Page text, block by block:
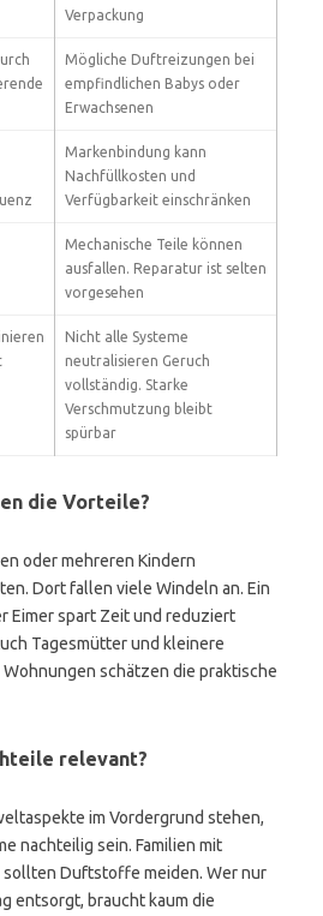
Verpackung
Mögliche Duftreizungen bei
empfindlichen Babys oder
Erwachsenen
Markenbindung kann
Nachfüllkosten und
Verfügbarkeit einschränken
Mechanische Teile können
ausfallen. Reparatur ist selten
vorgesehen
Nicht alle Systeme
neutralisieren Geruch
vollständig. Starke
Verschmutzung bleibt
spürbar
die Vorteile?
oder mehreren Kindern
Dort fallen viele Windeln an. Ein
Eimer spart Zeit und reduziert
Tagesmütter und kleinere
schätzen die praktische
relevant?
im Vordergrund stehen,
nachteilig sein. Familien mit
Duftstoffe meiden. Wer nur
entsorgt, braucht kaum die